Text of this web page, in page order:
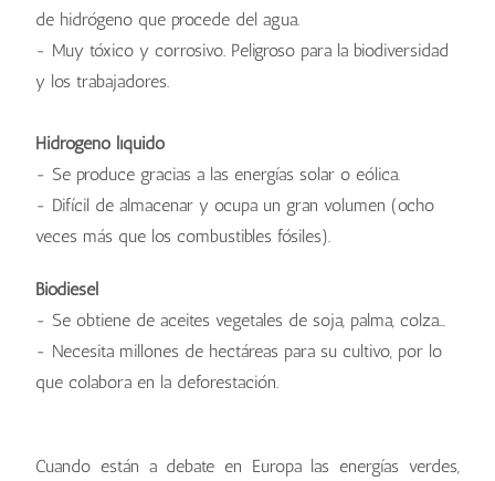
de hidrógeno que procede del agua.
- Muy tóxico y corrosivo. Peligroso para la biodiversidad
y los trabajadores.
Hidrógeno líquido
- Se produce gracias a las energías solar o eólica.
- Difícil de almacenar y ocupa un gran volumen (ocho
veces más que los combustibles fósiles).
Biodiésel
- Se obtiene de aceites vegetales de soja, palma, colza…
- Necesita millones de hectáreas para su cultivo, por lo
que colabora en la deforestación.
Cuando están a debate en Europa las energías verdes,